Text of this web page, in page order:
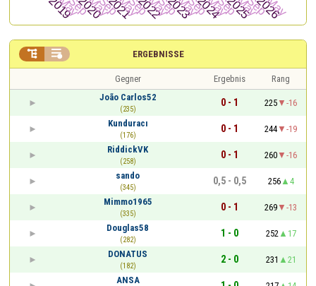
ERGEBNISSE
 
Gegner Ergebnis
Rang
João Carlos52
(235)
0 - 1 225
-16
Kunduracı
(176)
0 - 1 244
-19
RiddickVK
(258)
0 - 1 260
-16
sando
(345)
0,5 - 0,5 256
4
Mimmo1965
(335)
0 - 1 269
-13
Douglas58
(282)
1 - 0 252
17
DONATUS
(182)
2 - 0 231
21
ANSA